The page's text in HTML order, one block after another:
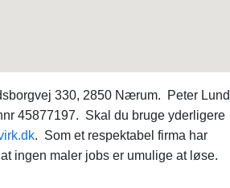
330, 2850 Nærum. Peter Lund
45877197. Skal du bruge yderligere
. Som et respektabel firma har
ingen maler jobs er umulige at løse.